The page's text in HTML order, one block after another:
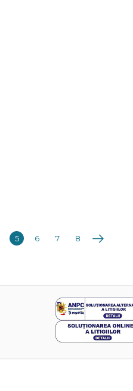
5 6 7 8 Următoarea